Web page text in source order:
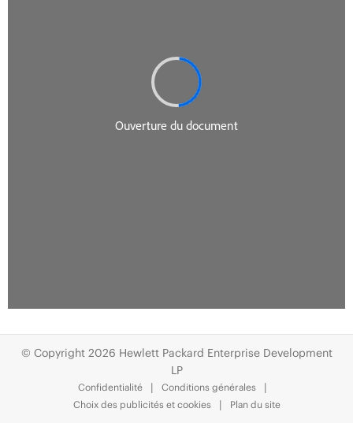
© Copyright 2026 Hewlett Packard Enterprise Development
LP
Confidentialité
Conditions générales
Choix des publicités et cookies
Plan du site